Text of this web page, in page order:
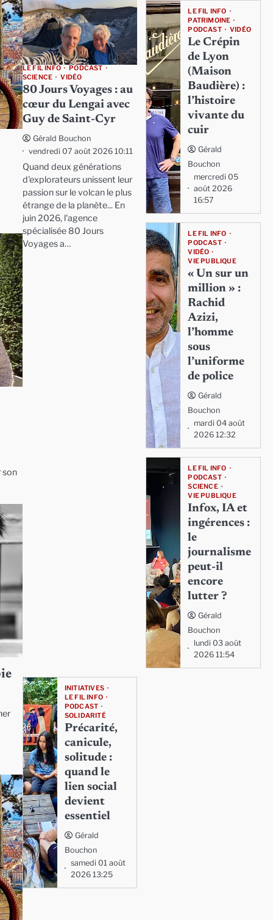
son
LE FIL INFO
PODCAST
SCIENCE
VIDÉO
80 Jours Voyages : au
cœur du Lengai avec
Guy de Saint-Cyr
Gérald Bouchon
vendredi 07 août 2026 10:11
Quand deux générations
d'explorateurs unissent leur
passion sur le volcan le plus
étrange de la planète... En
juin 2026, l'agence
spécialisée 80 Jours
Voyages a…
LE FIL INFO
PATRIMOINE
PODCAST
VIDÉO
Le Crépin
de Lyon
(Maison
Baudière) :
l’histoire
vivante du
cuir
Gérald
Bouchon
mercredi 05
août 2026
16:57
LE FIL INFO
PODCAST
VIDÉO
VIE PUBLIQUE
« Un sur un
million » :
Rachid
Azizi,
l’homme
sous
l’uniforme
de police
Gérald
Bouchon
mardi 04 août
2026 12:32
LE FIL INFO
PODCAST
SCIENCE
VIE PUBLIQUE
Infox, IA et
ingérences :
le
journalisme
peut-il
encore
lutter ?
Gérald
Bouchon
lundi 03 août
2026 11:54
INITIATIVES
LE FIL INFO
PODCAST
SOLIDARITÉ
Précarité,
canicule,
solitude :
quand le
lien social
devient
essentiel
Gérald
Bouchon
samedi 01 août
2026 13:25